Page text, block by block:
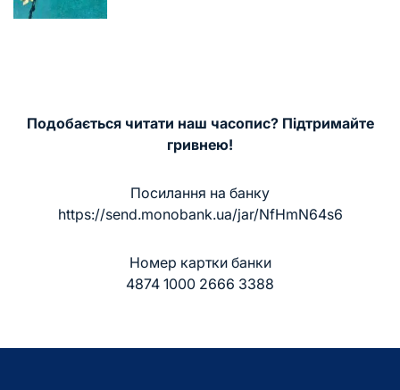
Подобається читати наш часопис? Підтримайте
гривнею!
Посилання на банку
https://send.monobank.ua/jar/NfHmN64s6
Номер картки банки
4874 1000 2666 3388